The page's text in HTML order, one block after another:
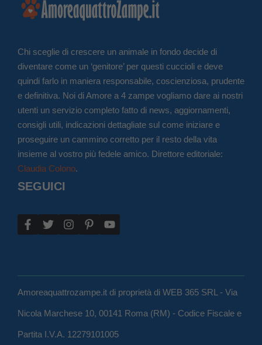
Chi sceglie di crescere un animale in fondo decide di
diventare come un ‘genitore’ per questi cuccioli e deve
quindi farlo in maniera responsabile, coscienziosa, prudente
e definitiva. Noi di Amore a 4 zampe vogliamo dare ai nostri
utenti un servizio completo fatto di news, aggiornamenti,
consigli utili, indicazioni dettagliate sul come iniziare e
proseguire un cammino corretto per il resto della vita
insieme al vostro più fedele amico. Direttore editoriale:
Claudia Colono.
SEGUICI
Amoreaquattrozampe.it di proprietà di WEB 365 SRL - Via
Nicola Marchese 10, 00141 Roma (RM) - Codice Fiscale e
Partita I.V.A. 12279101005